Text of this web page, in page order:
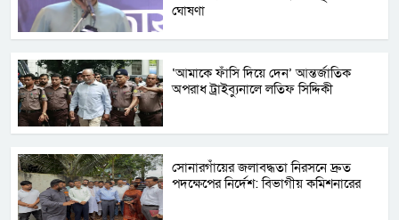
ঘোষণা
‘আমাকে ফাঁসি দিয়ে দেন’ আন্তর্জাতিক
অপরাধ ট্রাইব্যুনালে লতিফ সিদ্দিকী
সোনারগাঁয়ের জলাবদ্ধতা নিরসনে দ্রুত
পদক্ষেপের নির্দেশ: বিভাগীয় কমিশনারের